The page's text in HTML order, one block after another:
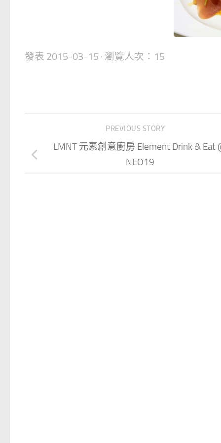
發表 2015-03-15 · 瀏覽人次：15
PREVIOUS STORY
LMNT 元素創意廚房 Element Drink & Eat
NEO19